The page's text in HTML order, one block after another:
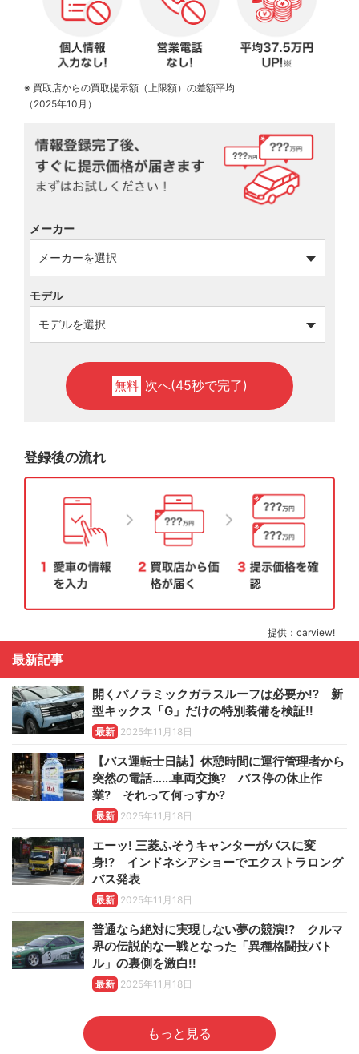
※ 買取店からの買取提示額（上限額）の差額平均
（2025年10月）
メーカー
モデル
無料 次へ(45秒で完了)
登録後の流れ
提供：carview!
最新記事
開くパノラミックガラスルーフは必要か!? 新
型キックス「G」だけの特別装備を検証!!
最新 2025年11月18日
【バス運転士日誌】休憩時間に運行管理者から
突然の電話……車両交換? バス停の休止作
業? それって何っすか?
最新 2025年11月18日
エーッ! 三菱ふそうキャンターがバスに変
身!? インドネシアショーでエクストラロング
バス発表
最新 2025年11月18日
普通なら絶対に実現しない夢の競演!? クルマ
界の伝説的な一戦となった「異種格闘技バト
ル」の裏側を激白!!
最新 2025年11月18日
もっと見る